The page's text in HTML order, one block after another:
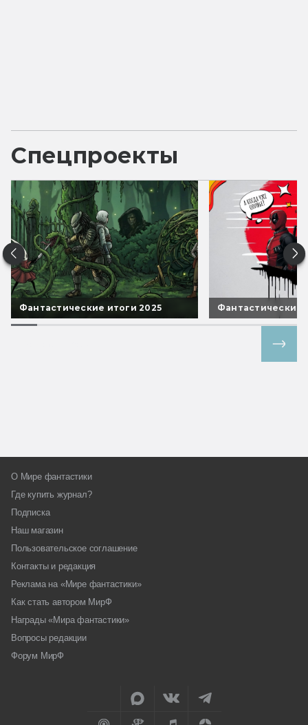
Спецпроекты
Фантастические итоги 2025 Фантастические
О Мире фантастики
Где купить журнал?
Подписка
Наш магазин
Пользовательское соглашение
Контакты и редакция
Реклама на «Мире фантастики»
Как стать автором МирФ
Награды «Мира фантастики»
Вопросы редакции
Форум МирФ